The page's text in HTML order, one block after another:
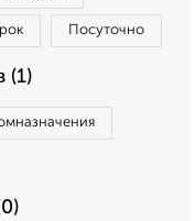
Посуточно
(1)